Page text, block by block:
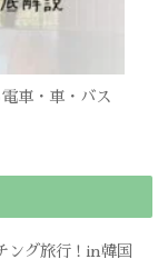
車・車・バス
ング旅行 ! in韓国